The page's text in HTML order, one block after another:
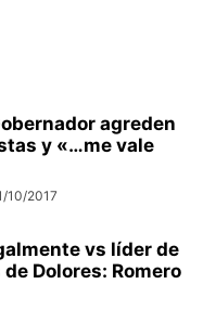
agreden
y «…me vale
10/2017
vs líder de
Dolores: Romero